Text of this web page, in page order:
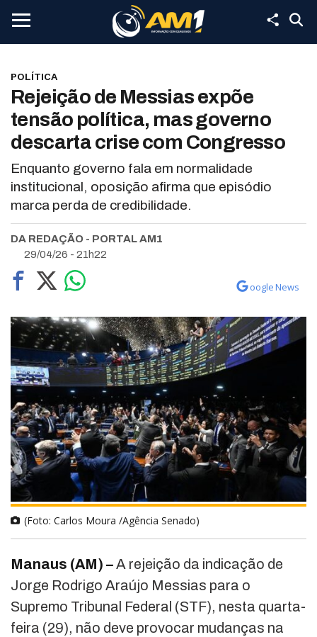
POLÍTICA
Rejeição de Messias expõe
tensão política, mas governo
descarta crise com Congresso
Enquanto governo fala em normalidade
institucional, oposição afirma que episódio
marca perda de credibilidade.
DA REDAÇÃO - PORTAL AM1
29/04/26 - 21h22
oogle News
(Foto: Carlos Moura /Agência Senado)
Manaus (AM) –A rejeição da indicação de
Jorge Rodrigo Araújo Messias para o
Supremo Tribunal Federal (STF), nesta quarta-
feira (29), não deve provocar mudanças na